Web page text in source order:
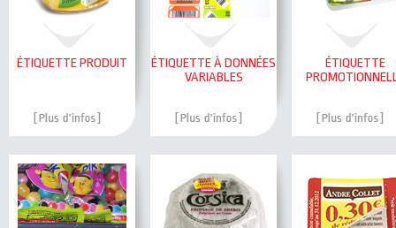
ÉTIQUETTE PRODUIT
ÉTIQUETTE À DONNÉES
VARIABLES
ÉTIQUETTE